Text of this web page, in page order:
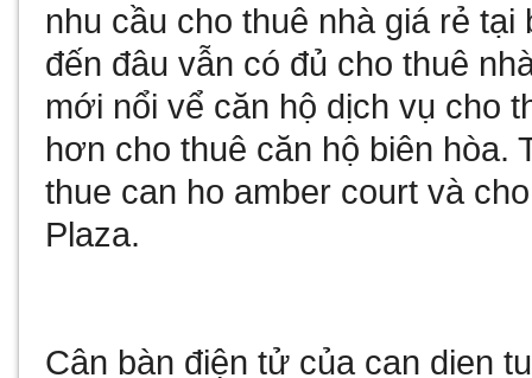
nhu cầu cho thuê nhà giá rẻ tại
đến đâu vẫn có đủ cho thuê
mới nổi vể căn hộ dịch vụ cho
hơn cho thuê căn hộ biên hòa.
thue can ho amber court và
Plaza.
Cân bàn điện tử của can dien tu